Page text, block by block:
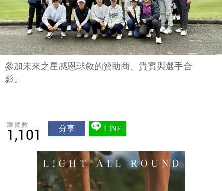
參加未來之星感恩球敘的贊助商、貴賓與選手合
影。
瀏覽數
1,101 分享 LINE